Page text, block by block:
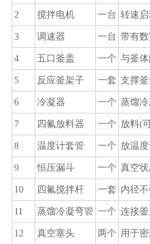
2 搅拌电机 一台 转速
3 调速器 一台 带有
4 五口釜盖 一个 与釜
5 反应釜架子 一套 支撑
6 冷凝器 一个 蒸馏
7 四氟放料器 一个 放料(
8 温度计套管 一个 放温
9 恒压漏斗 一个 真空
10 四氟搅拌杆 一套 内径
11 蒸馏冷凝弯管 一个 连接
12 真空塞头 两个 用于